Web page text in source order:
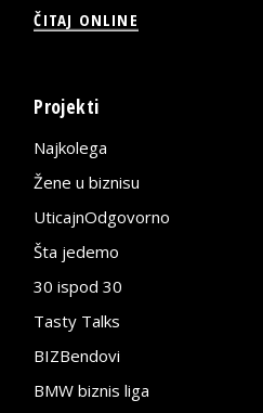
ČITAJ ONLINE
Projekti
Najkolega
Žene u biznisu
UticajnOdgovorno
Šta jedemo
30 ispod 30
Tasty Talks
BIZBendovi
BMW biznis liga